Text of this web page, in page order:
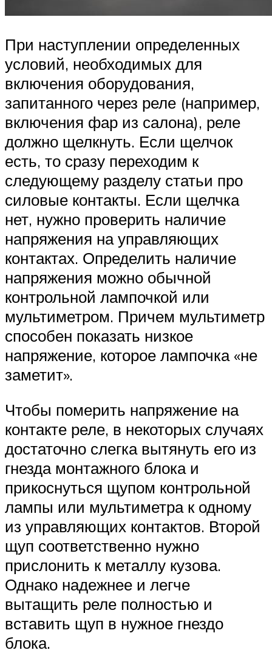
При наступлении определенных
условий, необходимых для
включения оборудования,
запитанного через реле (например,
включения фар из салона), реле
должно щелкнуть. Если щелчок
есть, то сразу переходим к
следующему разделу статьи про
силовые контакты. Если щелчка
нет, нужно проверить наличие
напряжения на управляющих
контактах. Определить наличие
напряжения можно обычной
контрольной лампочкой или
мультиметром. Причем мультиметр
способен показать низкое
напряжение, которое лампочка «не
заметит».
Чтобы померить напряжение на
контакте реле, в некоторых случаях
достаточно слегка вытянуть его из
гнезда монтажного блока и
прикоснуться щупом контрольной
лампы или мультиметра к одному
из управляющих контактов. Второй
щуп соответственно нужно
прислонить к металлу кузова.
Однако надежнее и легче
вытащить реле полностью и
вставить щуп в нужное гнездо
блока.